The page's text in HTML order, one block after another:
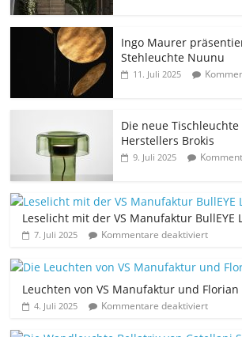
Ingo Maurer
Stehleuchte Nuunu
11. Juli 2025
Die neue Tischleuchte
Herstellers Brokis
9. Juli 2025
Leselicht mit der VS Manufaktur BullEYE
7. Juli 2025 Kommentare deaktiviert
Leuchten von VS Manufaktur und Florian
4. Juli 2025 Kommentare deaktiviert